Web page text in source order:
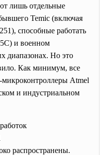
лишь отдельные
Temic (включая
способные работать
и военном
диапазонах. Но это
Как минимум, все
Atmel
и индустриальном
распространены.